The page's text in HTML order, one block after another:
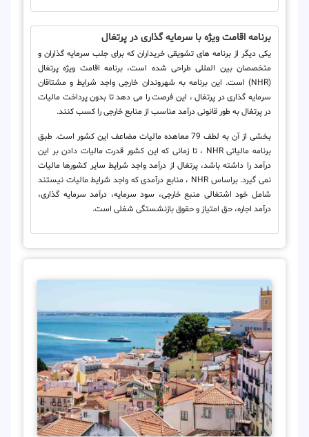
برنامه اقامت ویژه با سرمایه گذاری در پرتغال
یکی دیگر از برنامه های تشویقی خریداران که برای جلب سرمایه گذاران و
متخصصان بین المللی طراحی شده است، برنامه اقامت ویژه پرتغال
(NHR) است. این برنامه به شهروندان خارجی واجد شرایط و مشتاقان
سرمایه گذاری در پرتغال ، این فرصت را می دهد تا بدون پرداخت مالیات
در پرتغال به طور قانونی درآمد مناسب از منابع خارجی را کسب کنند.
بخشی از آن به لطف 79 معاهده مالیات مضاعف این کشور است. طبق
برنامه مالیاتی NHR ، تا زمانی که این کشور قدرت مالیات دادن بر این
درآمد را داشته باشد، پرتغال از درآمد واجد شرایط سایر کشورها مالیات
نمی گیرد. براساس NHR ، منابع درآمدی که واجد شرایط مالیات نیستند
شامل خود اشتغالی منبع خارجی، سود سرمایه، درآمد سرمایه گذاری،
درآمد اجاره، حق امتیاز و حقوق بازنشستگی شغلی است.